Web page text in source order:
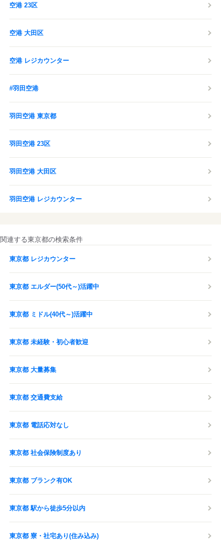
空港 23区
空港 大田区
空港 レジカウンター
#羽田空港
羽田空港 東京都
羽田空港 23区
羽田空港 大田区
羽田空港 レジカウンター
関連する東京都の検索条件
東京都 レジカウンター
東京都 エルダー(50代～)活躍中
東京都 ミドル(40代～)活躍中
東京都 未経験・初心者歓迎
東京都 大量募集
東京都 交通費支給
東京都 電話応対なし
東京都 社会保険制度あり
東京都 ブランク有OK
東京都 駅から徒歩5分以内
東京都 寮・社宅あり(住み込み)